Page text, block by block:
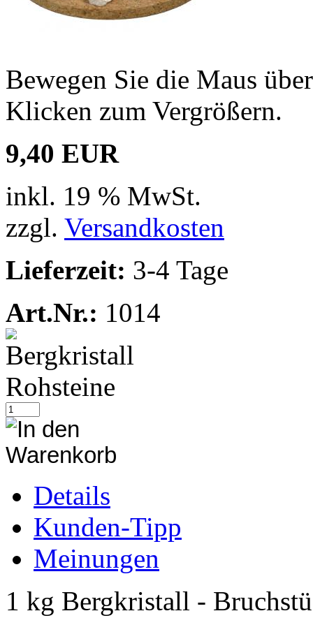
Bewegen Sie die Maus
Klicken zum Vergrößern.
9,40 EUR
inkl. 19 % MwSt.
zzgl. Versandkosten
Lieferzeit: 3-4 Tage
Art.Nr.: 1014
Details
Kunden-Tipp
Meinungen
1 kg Bergkristall -